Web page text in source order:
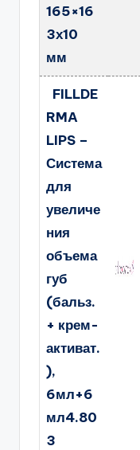
165×16
3х10
мм
FILLDE
RMA
LIPS –
Система
для
увеличе
ния
объема
губ
(бальз.
+ крем-
активат.
),
6мл+6
мл4.80
3